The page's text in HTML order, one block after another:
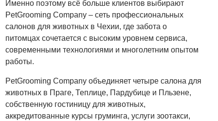
Именно поэтому всё больше клиентов выбирают
PetGrooming Company – сеть профессиональных
салонов для животных в Чехии, где забота о
питомцах сочетается с высоким уровнем сервиса,
современными технологиями и многолетним опытом
работы.
PetGrooming Company объединяет четыре салона для
животных в Праге, Теплице, Пардубице и Пльзене,
собственную гостиницу для животных,
аккредитованные курсы груминга, услуги зоотакси,